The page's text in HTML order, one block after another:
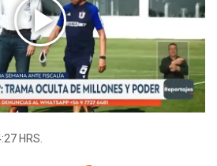
HRS.